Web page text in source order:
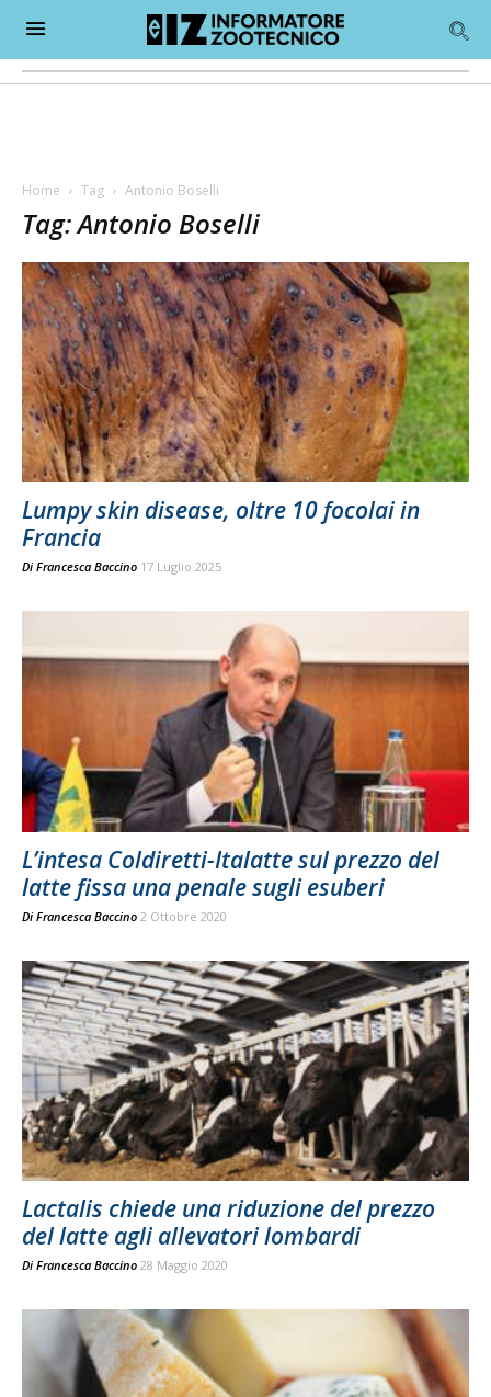
Home Tag Antonio Boselli
Tag: Antonio Boselli
Lumpy skin disease, oltre 10 focolai in
Francia
Di Francesca Baccino 17 Luglio 2025
L’intesa Coldiretti-Italatte sul prezzo del
latte fissa una penale sugli esuberi
Di Francesca Baccino 2 Ottobre 2020
Lactalis chiede una riduzione del prezzo
del latte agli allevatori lombardi
Di Francesca Baccino 28 Maggio 2020